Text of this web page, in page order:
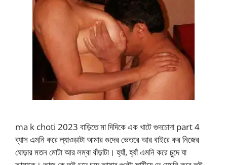
ma k choti 2023 বাড়িতে মা দিদিকে এক খাটে গুদচোদা part 4
ব্যাস এমনি করে ল্যাওড়াটা আমার গুদের ভেতরে আর বাইরে কর নিজের
ঘোড়ার মতন মোটা আর লম্বা বাঁড়াটা। হ্যাঁ, হ্যাঁ এমনি করে চুদে যা